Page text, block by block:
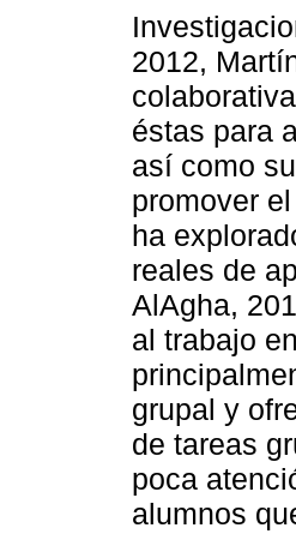
2012,
éstas para
así como
promover
ha
reales de
AlAgha,
al trabajo
grupal y
de tareas
poca
alumnos